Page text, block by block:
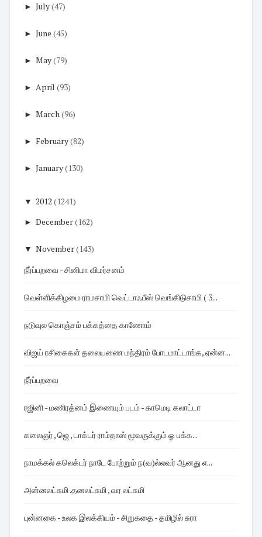
► July(47)
► June (45)
► May(79)
► April (93)
► March(96)
► February(82)
► January(130)
▼ 2012 (1241)
► December(162)
▼ November(143)
நீர்ப்பறவை - சினிமா விமர்சனம்
வெள்ளிக்கிழமை ராமசாமி வெட்டாஃபீஸ் வெங்கிடுசாமி ( 3...
நடுவுல கொஞ்சம் பக்கத்தை காணோம்
விஜய் ரசிகைகள் தலையணை மந்திரம் போடமாட்டாங்க, ஏன்ன...
நீர்ப்பறவை
ரஜினி - மணிரத்னம் இணையும் படம் - காமெடி கலாட்டா
கலைஞர் , ஜெ , டாக்டர் ராம்தாஸ் மூவருக்கும் ஓ பக்க...
நாமக்கல் கலெக்டர் நாடே போற்றும் ந(வ)ல்லவர் ஆனது எ...
அன்னலட்சுமி .தனலட்சுமி , வர லட்சுமி
புன்னகை - உலக இலக்கியம் - சிறுகதை - தமிழில் சுரா